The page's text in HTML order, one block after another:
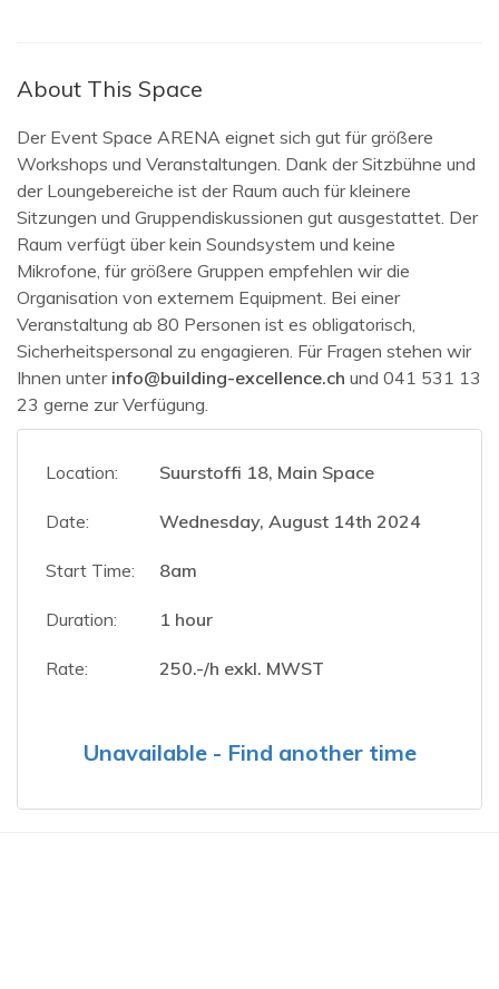
About This Space
Der Event Space ARENA eignet sich gut für größere
Workshops und Veranstaltungen. Dank der Sitzbühne und
der Loungebereiche ist der Raum auch für kleinere
Sitzungen und Gruppendiskussionen gut ausgestattet. Der
Raum verfügt über kein Soundsystem und keine
Mikrofone, für größere Gruppen empfehlen wir die
Organisation von externem Equipment. Bei einer
Veranstaltung ab 80 Personen ist es obligatorisch,
Sicherheitspersonal zu engagieren. Für Fragen stehen wir
Ihnen unter info@building-excellence.ch und 041 531 13
23 gerne zur Verfügung.
Location: Suurstoffi 18, Main Space
Date: Wednesday, August 14th 2024
Start Time: 8am
Duration: 1 hour
Rate: 250.-/h exkl. MWST
Unavailable - Find another time